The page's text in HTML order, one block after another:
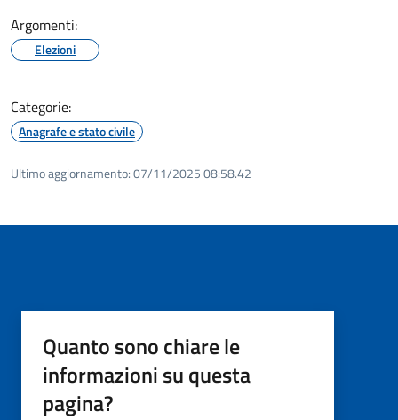
Argomenti:
Elezioni
Categorie:
Anagrafe e stato civile
Ultimo aggiornamento:07/11/2025 08:58.42
Quanto sono chiare le
informazioni su questa
pagina?